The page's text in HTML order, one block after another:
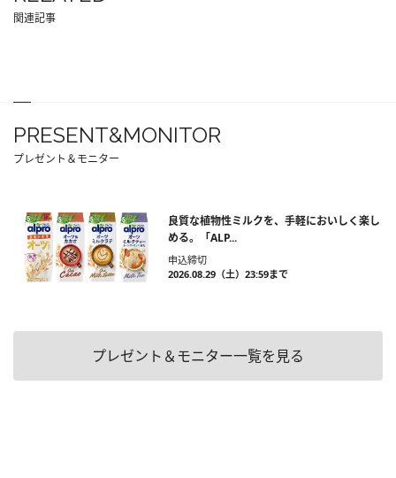
関連記事
PRESENT&MONITOR
プレゼント＆モニター
良質な植物性ミルクを、手軽においしく楽し
める。「ALP...
申込締切
2026.08.29（土）23:59まで
プレゼント＆モニター一覧を見る